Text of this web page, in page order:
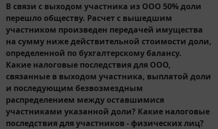
В связи с выходом участника из ООО 50% доли
перешло обществу. Расчет с вышедшим
участником произведен передачей имущества
на сумму ниже действительной стоимости доли,
определенной по бухгалтерскому балансу.
Какие налоговые последствия для ООО,
связанные в выходом участника, выплатой доли
и последующим безвозмездным
распределением между оставшимися
участниками указанной доли? Какие налоговые
последствия для участников - физических лиц?